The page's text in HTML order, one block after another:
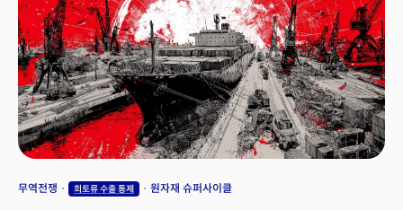
무역전쟁 희토류 수출 통제 원자재 슈퍼사이클